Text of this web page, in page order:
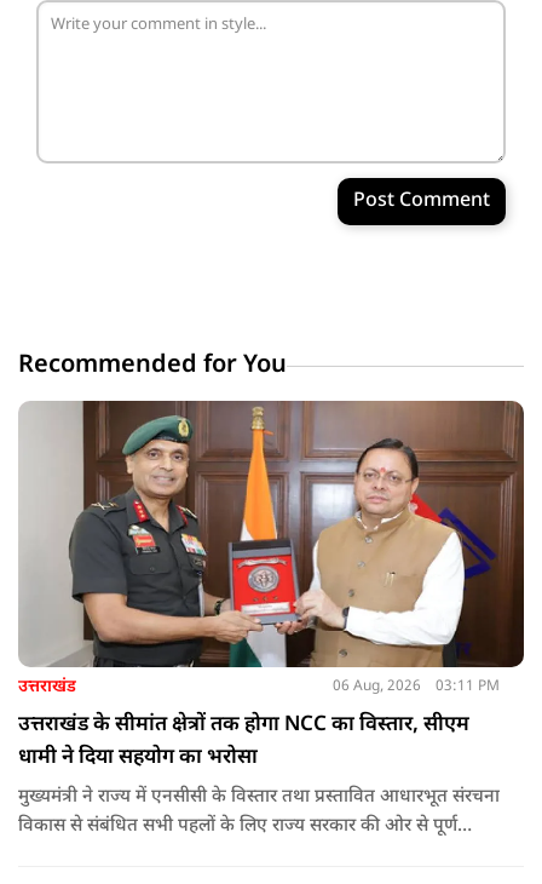
Post Comment
Recommended for You
उत्तराखंड 06 Aug, 2026 03:11 PM
उत्तराखंड के सीमांत क्षेत्रों तक होगा NCC का विस्तार, सीएम
धामी ने दिया सहयोग का भरोसा
मुख्यमंत्री ने राज्य में एनसीसी के विस्तार तथा प्रस्तावित आधारभूत संरचना
विकास से संबंधित सभी पहलों के लिए राज्य सरकार की ओर से पूर्ण